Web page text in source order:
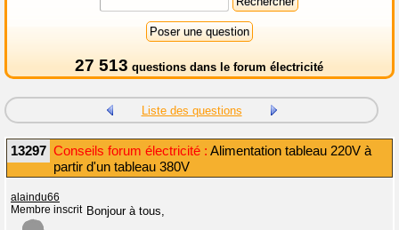
27 513 questions dans le forum électricité
Liste des questions
13297 Conseils forum électricité : Alimentation tableau 220V à
partir d'un tableau 380V
alaindu66
Membre inscrit Bonjour à tous,